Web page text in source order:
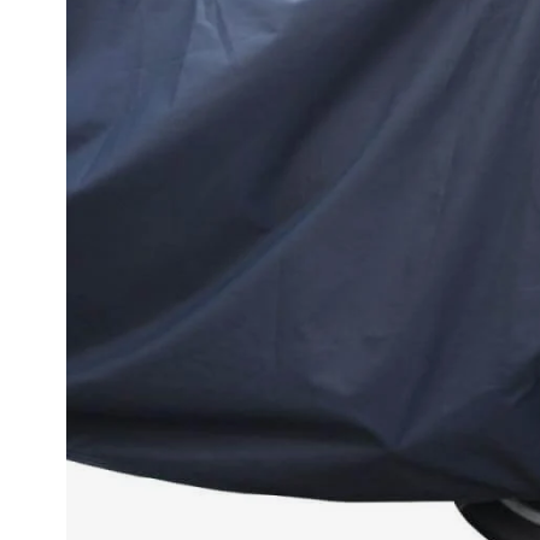
helmen
Stille
motorhelmen
motorhelmen
Kinder